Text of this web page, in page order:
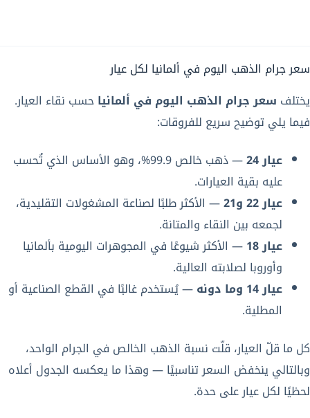
سعر جرام الذهب اليوم في ألمانيا لكل عيار
يختلف سعر جرام الذهب اليوم في ألمانياحسب نقاء العيار.
فيما يلي توضيح سريع للفروقات:
عيار 24
— ذهب خالص 99.9%، وهو الأساس الذي تُحسب
عليه بقية العيارات.
عيار 22 و21
— الأكثر طلبًا لصناعة المشغولات التقليدية،
لجمعه بين النقاء والمتانة.
عيار 18
— الأكثر شيوعًا في المجوهرات اليومية بألمانيا
وأوروبا لصلابته العالية.
عيار 14 وما دونه
— يُستخدم غالبًا في القطع الصناعية أو
المطلية.
كل ما قلّ العيار، قلّت نسبة الذهب الخالص في الجرام الواحد،
وبالتالي ينخفض السعر تناسبيًا — وهذا ما يعكسه الجدول أعلاه
لحظيًا لكل عيار على حدة.